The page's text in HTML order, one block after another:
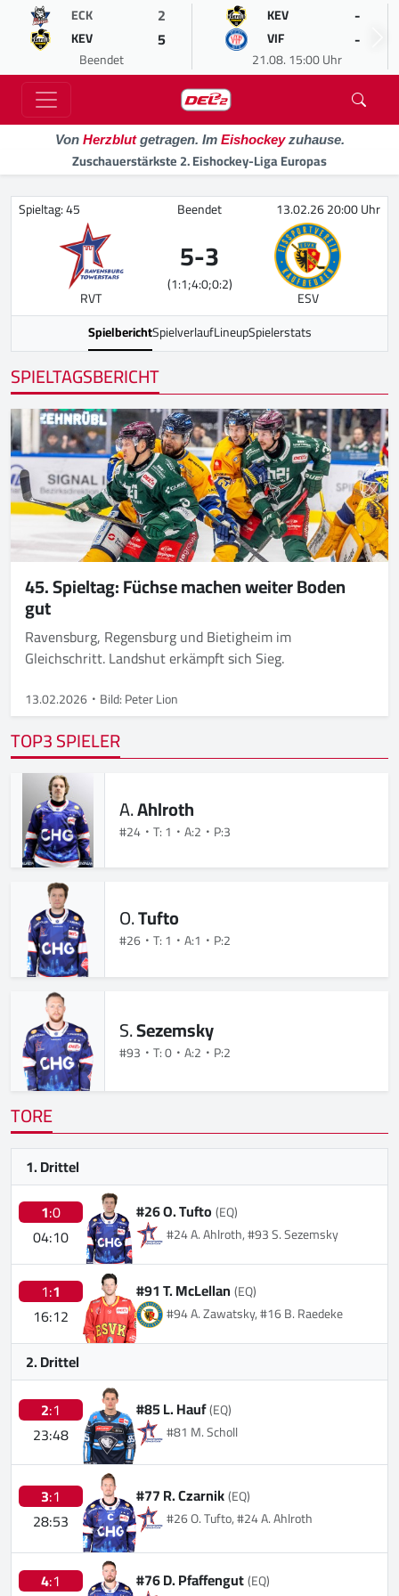
ECK 2
KEV 5
Beendet
KEV -
VIF -
21.08. 15:00 Uhr
Von Herzblutgetragen. Im Eishockeyzuhause.
Zuschauerstärkste 2. Eishockey-Liga Europas
Spieltag: 45 Beendet 13.02.26 20:00 Uhr
RVT
5-3
(1:1;4:0;0:2)
ESV
SpielberichtSpielverlaufLineupSpielerstats
SPIELTAGSBERICHT
45. Spieltag: Füchse machen weiter Boden
gut
Ravensburg, Regensburg und Bietigheim im
Gleichschritt. Landshut erkämpft sich Sieg.
13.02.2026 Bild: Peter Lion
TOP3 SPIELER
A.Ahlroth
#24 T: 1 A:2 P:3
O.Tufto
#26 T: 1 A:1 P:2
S.Sezemsky
#93 T: 0 A:2 P:2
TORE
1. Drittel
1:0
04:10
#26 O. Tufto(EQ)
#24 A. Ahlroth, #93 S. Sezemsky
1:1
16:12
#91 T. McLellan(EQ)
#94 A. Zawatsky, #16 B. Raedeke
2. Drittel
2:1
23:48
#85 L. Hauf(EQ)
#81 M. Scholl
3:1
28:53
#77 R. Czarnik(EQ)
#26 O. Tufto, #24 A. Ahlroth
4:1
#76 D. Pfaffengut(EQ)